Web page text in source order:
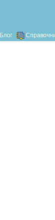
Блог